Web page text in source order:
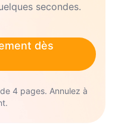
secondes.
dès
4 pages. Annulez à